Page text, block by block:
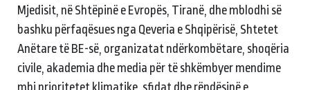
Mjedisit, në Shtëpinë e Evropës, Tiranë, dhe mblodhi së
bashku përfaqësues nga Qeveria e Shqipërisë, Shtetet
Anëtare të BE-së, organizatat ndërkombëtare, shoqëria
civile, akademia dhe media për të shkëmbyer mendime
mbi prioritetet klimatike, sfidat dhe rëndësinë e